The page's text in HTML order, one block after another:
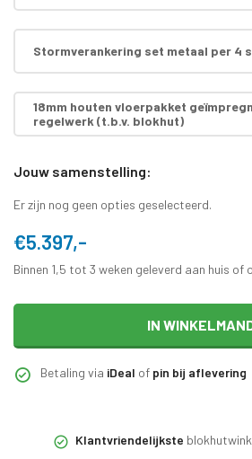
Stormverankering set metaal per 4
18mm houten vloerpakket
regelwerk (t.b.v. blokhut)
Jouw samenstelling:
Er zijn nog geen opties geselecteerd.
€5.397,-
Binnen 1,5 tot 3 weken geleverd aan huis of
IN
Betaling via iDeal of pin bij aflevering
Klantvriendelijkste